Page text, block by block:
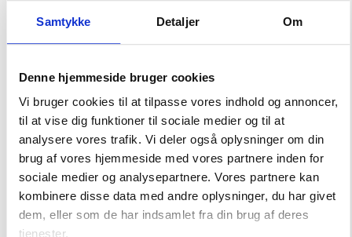
Samtykke Detaljer Om
Denne hjemmeside bruger cookies
Vi bruger cookies til at tilpasse vores indhold og annoncer,
til at vise dig funktioner til sociale medier og til at
analysere vores trafik. Vi deler også oplysninger om din
brug af vores hjemmeside med vores partnere inden for
sociale medier og analysepartnere. Vores partnere kan
kombinere disse data med andre oplysninger, du har givet
dem, eller som de har indsamlet fra din brug af deres
tjenester.
1., 2. 9. og 11. kreds - Forsamlingshusmøde -
København
Mødet er for inviterede kredsrepræsentanter og
suppleanter
København V